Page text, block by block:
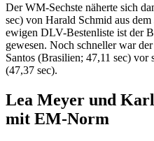
Der WM-Sechste näherte sich
sec) von Harald Schmid aus
ewigen DLV-Bestenliste ist der
gewesen. Noch schneller war
Santos (Brasilien; 47,11 sec)
(47,37 sec).
Lea Meyer und
mit EM-Norm